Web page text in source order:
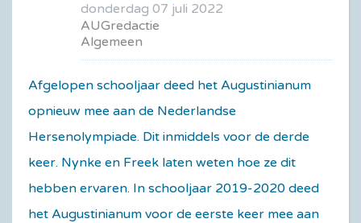
donderdag 07 juli 2022
AUGredactie
Algemeen
Afgelopen schooljaar deed het Augustinianum
opnieuw mee aan de Nederlandse
Hersenolympiade. Dit inmiddels voor de derde
keer. Nynke en Freek laten weten hoe ze dit
hebben ervaren. In schooljaar 2019-2020 deed
het Augustinianum voor de eerste keer mee aan